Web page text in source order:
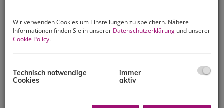
Beschreibung
Wir verwenden Cookies um Einstellungen zu speichern. Nähere
Informationen finden Sie in unserer Datenschutzerklärung und unserer
Cookie Policy.
Technisch notwendige
Cookies
immer
aktiv